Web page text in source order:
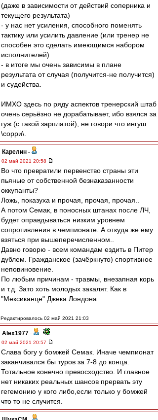
(даже в зависимости от действий соперника и
текущего результата)
- у нас нет усиления, способного поменять
тактику или усилить давление (или тренер не
способен это сделать имеющимся набором
исполнителей)
- в итоге мы очень зависимы в плане
результата от случая (получится-не получится)
и судейства.
ИМХО здесь по ряду аспектов тренерский штаб
очень серьёзно не дорабатывает, ибо взялся за
гуж (с такой зарплатой), не говори что ингуш
\сорри\.
Карелин -
02 май 2021 20:58
Во что превратили первенство страны эти
пьяные от собственной безнаказанности
оккупанты?
Ложь, показуха и прочая, прочая, прочая..
А потом Семак, в поносных штанах после ЛЧ,
будет оправдываться низким уровнем
сопротивления в чемпионате. А откуда же ему
взяться при вышеперечисленном..
Давно говорю - всем командам ездить в Питер
дублем. Гражданское (зачёркнуто) спортивное
неповиновение.
По любым причинам - травмы, внезапная корь
и т.д. Зато хоть молодых закалят. Как в
"Мексиканце" Джека Лондона
Редактировалось 02 май 2021 21:03
Alex1977 -
02 май 2021 20:57
Слава богу у бомжей Семак. Иначе чемпионат
заканчивался бы туров за 7-8 до конца.
Тотальное конечно превосходство. И главное
нет никаких реальных шансов прервать эту
гегемонию у кого либо,если только у бомжей
что то не случится.